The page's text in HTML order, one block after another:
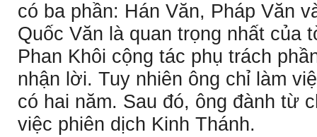
có ba phần: Hán Văn, Pháp Văn
Quốc Văn là quan trọng nhất của
Phan Khôi cộng tác phụ trách
nhận lời. Tuy nhiên ông chỉ làm
có hai năm. Sau đó, ông đành từ
việc phiên dịch Kinh Thánh.